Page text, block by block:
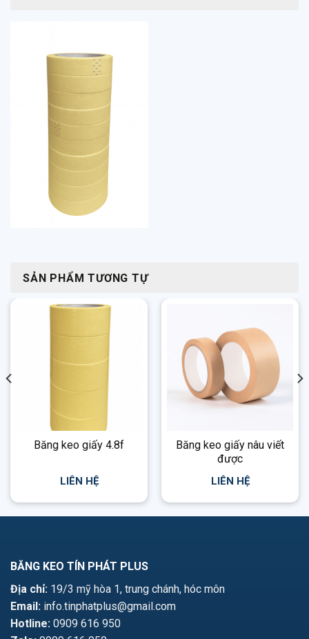
SẢN PHẨM TƯƠNG TỰ
Băng keo giấy 4.8f
LIÊN HỆ
Băng keo giấy nâu viết
được
LIÊN HỆ
BĂNG KEO TÍN PHÁT PLUS
Địa chỉ: 19/3 mỹ hòa 1, trung chánh, hóc môn
Email: info.tinphatplus@gmail.com
Hotline: 0909 616 950